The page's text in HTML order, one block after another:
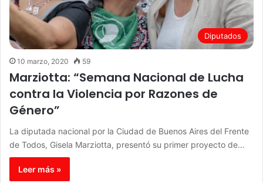
Diputados
10 marzo, 2020 59
Marziotta: “Semana Nacional de Lucha
contra la Violencia por Razones de
Género”
La diputada nacional por la Ciudad de Buenos Aires del Frente
de Todos, Gisela Marziotta, presentó su primer proyecto de…
Leer más »